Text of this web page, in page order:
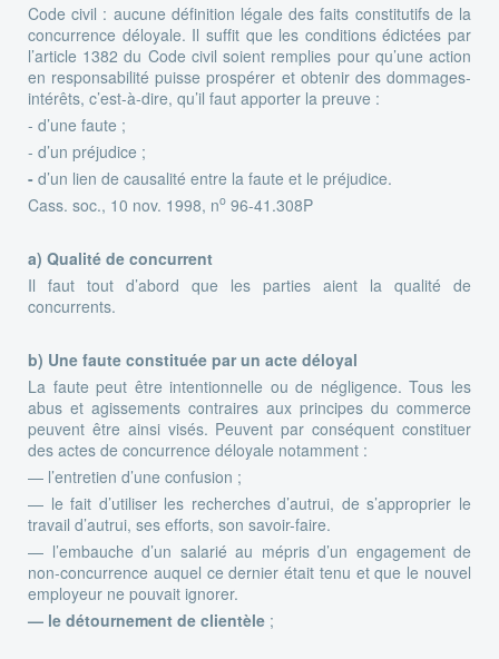
Code civil : aucune définition légale des faits constitutifs de la
concurrence déloyale. Il suffit que les conditions édictées par
l’article 1382 du Code civil soient remplies pour qu’une action
en responsabilité puisse prospérer et obtenir des dommages-
intérêts, c’est-à-dire, qu’il faut apporter la preuve :
- d’une faute ;
- d’un préjudice ;
- d’un lien de causalité entre la faute et le préjudice.
Cass. soc., 10 nov. 1998, no 96-41.308P
a) Qualité de concurrent
Il faut tout d’abord que les parties aient la qualité de
concurrents.
b) Une faute constituée par un acte déloyal
La faute peut être intentionnelle ou de négligence. Tous les
abus et agissements contraires aux principes du commerce
peuvent être ainsi visés. Peuvent par conséquent constituer
des actes de concurrence déloyale notamment :
— l’entretien d’une confusion ;
— le fait d’utiliser les recherches d’autrui, de s’approprier le
travail d’autrui, ses efforts, son savoir-faire.
— l’embauche d’un salarié au mépris d’un engagement de
non-concurrence auquel ce dernier était tenu et que le nouvel
employeur ne pouvait ignorer.
— le détournement de clientèle ;